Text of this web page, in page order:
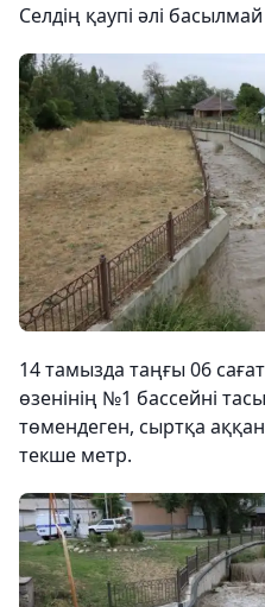
Селдің қаупі әлі
14 тамызда таңғы 06
өзенінің №1 бассейні
төмендеген, сыртқа
текше метр.